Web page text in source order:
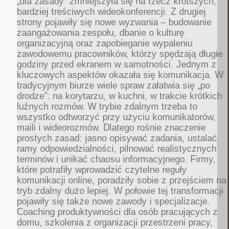
bardziej treściwych wideokonferencji. Z drugiej
strony pojawiły się nowe wyzwania – budowanie
zaangażowania zespołu, dbanie o kulturę
organizacyjną oraz zapobieganie wypaleniu
zawodowemu pracowników, którzy spędzają długie
godziny przed ekranem w samotności. Jednym z
kluczowych aspektów okazała się komunikacja. W
tradycyjnym biurze wiele spraw załatwia się „po
drodze”: na korytarzu, w kuchni, w trakcie krótkich
luźnych rozmów. W trybie zdalnym trzeba to
wszystko odtworzyć przy użyciu komunikatorów,
maili i wideorozmów. Dlatego rośnie znaczenie
prostych zasad: jasno opisywać zadania, ustalać
ramy odpowiedzialności, pilnować realistycznych
terminów i unikać chaosu informacyjnego. Firmy,
które potrafiły wprowadzić czytelne reguły
komunikacji online, poradziły sobie z przejściem na
tryb zdalny dużo lepiej. W połowie tej transformacji
pojawiły się także nowe zawody i specjalizacje.
Coaching produktywności dla osób pracujących z
domu, szkolenia z organizacji przestrzeni pracy,